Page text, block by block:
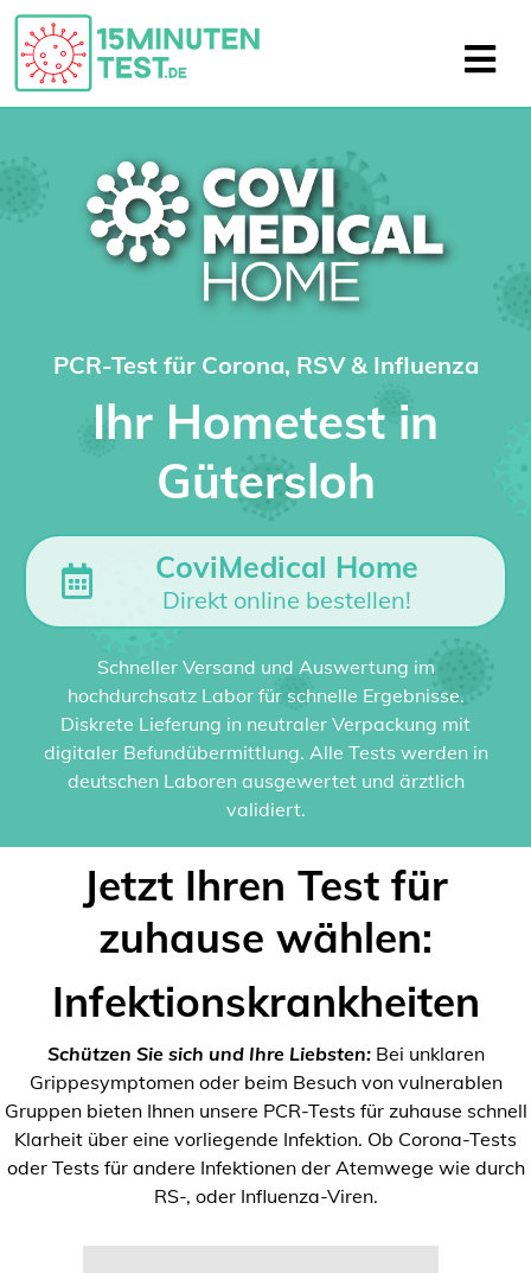
PCR-Test für Corona, RSV & Influenza
Ihr Hometest in
Gütersloh
CoviMedical Home
Direkt online bestellen!
Schneller Versand und Auswertung im
hochdurchsatz Labor für schnelle Ergebnisse.
Diskrete Lieferung in neutraler Verpackung mit
digitaler Befundübermittlung. Alle Tests werden in
deutschen Laboren ausgewertet und ärztlich
validiert.
Jetzt Ihren Test für
zuhause wählen:
Infektionskrankheiten
Schützen Sie sich und Ihre Liebsten:Bei unklaren
Grippesymptomen oder beim Besuch von vulnerablen
Gruppen bieten Ihnen unsere PCR-Tests für zuhause schnell
Klarheit über eine vorliegende Infektion. Ob Corona-Tests
oder Tests für andere Infektionen der Atemwege wie durch
RS-, oder Influenza-Viren.